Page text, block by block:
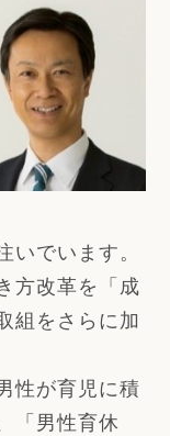
でいます。
方改革を「成
組をさらに加
性が育児に積
「男性育休